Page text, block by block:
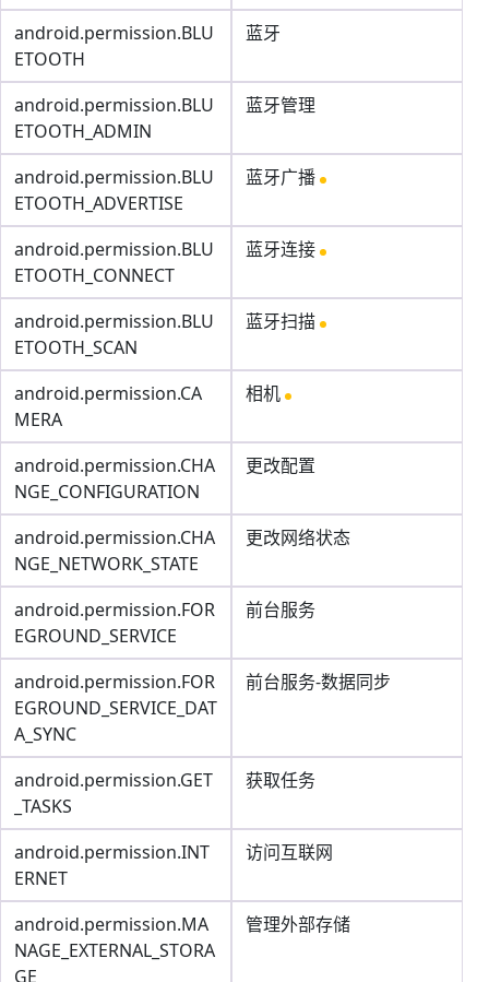
android.permission.BLU
ETOOTH
蓝牙
android.permission.BLU
ETOOTH_ADMIN
蓝牙管理
android.permission.BLU
ETOOTH_ADVERTISE
蓝牙广播
android.permission.BLU
ETOOTH_CONNECT
蓝牙连接
android.permission.BLU
ETOOTH_SCAN
蓝牙扫描
android.permission.CA
MERA
相机
android.permission.CHA
NGE_CONFIGURATION
更改配置
android.permission.CHA
NGE_NETWORK_STATE
更改网络状态
android.permission.FOR
EGROUND_SERVICE
前台服务
android.permission.FOR
EGROUND_SERVICE_DAT
A_SYNC
前台服务-数据同步
android.permission.GET
_TASKS
获取任务
android.permission.INT
ERNET
访问互联网
android.permission.MA
NAGE_EXTERNAL_STORA
GE
管理外部存储